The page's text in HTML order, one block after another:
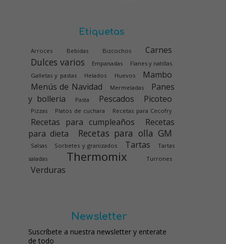
Etiquetas
Arroces Bebidas Bizcochos Carnes
Dulces varios Empanadas
Flanes y natillas
Galletas y pastas
Helados Huevos
Mambo
Menús de Navidad
Mermeladas
Panes
y bolleria
Pasta Pescados Picoteo
Pizzas Platos de cuchara Recetas para Cecofry
Recetas para cumpleaños
Recetas
para dieta
Recetas para olla GM
Salsas Sorbetes y granizados Tartas
Tartas
saladas
Thermomix Turrones
Verduras
Newsletter
Suscríbete a nuestra newsletter y enterate
de todo